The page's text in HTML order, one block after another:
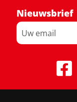
Nieuwsbrief